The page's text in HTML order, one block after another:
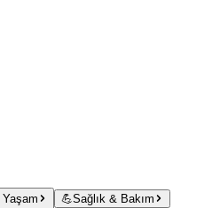
💪Sağlık & Bakım